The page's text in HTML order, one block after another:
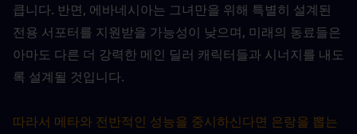
큽니다. 반면, 에바네시아는 그녀만을 위해 특별히 설계된
전용 서포터를 지원받을 가능성이 낮으며, 미래의 동료들은
아마도 다른 더 강력한 메인 딜러 캐릭터들과 시너지를 내도
록 설계될 것입니다.
따라서 메타와 전반적인 성능을 중시하신다면 은랑을 뽑는